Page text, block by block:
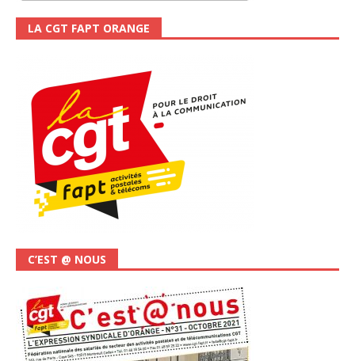
LA CGT FAPT ORANGE
C’EST @ NOUS